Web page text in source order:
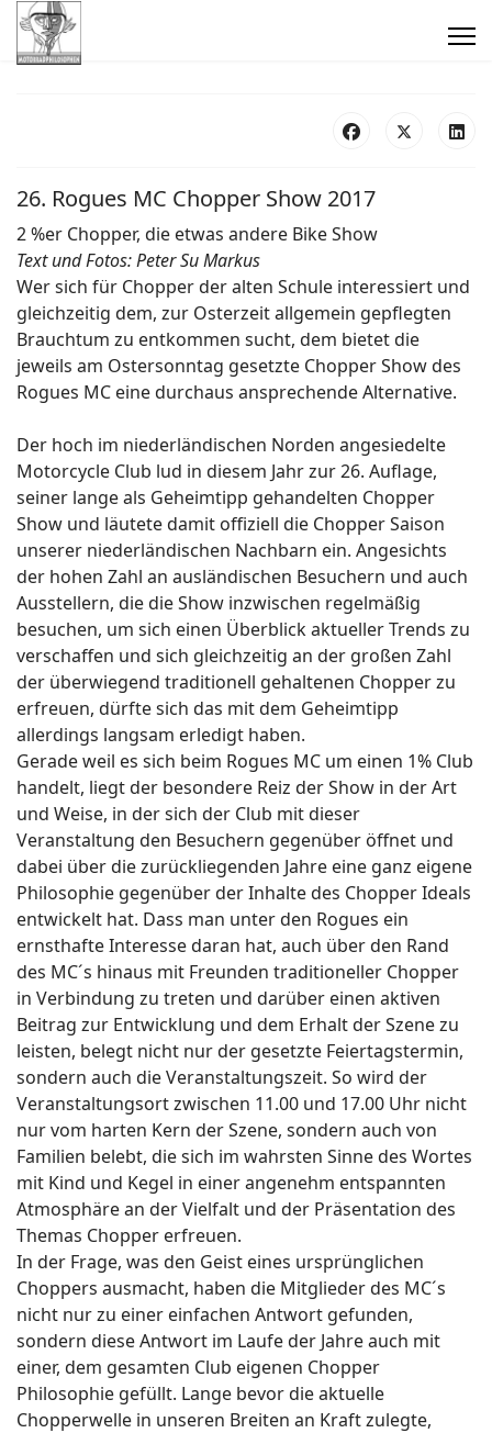
26. Rogues MC Chopper Show 2017
2 %er Chopper, die etwas andere Bike Show
Text und Fotos: Peter Su Markus
Wer sich für Chopper der alten Schule interessiert und
gleichzeitig dem, zur Osterzeit allgemein gepflegten
Brauchtum zu entkommen sucht, dem bietet die
jeweils am Ostersonntag gesetzte Chopper Show des
Rogues MC eine durchaus ansprechende Alternative.
Der hoch im niederländischen Norden angesiedelte
Motorcycle Club lud in diesem Jahr zur 26. Auflage,
seiner lange als Geheimtipp gehandelten Chopper
Show und läutete damit offiziell die Chopper Saison
unserer niederländischen Nachbarn ein. Angesichts
der hohen Zahl an ausländischen Besuchern und auch
Ausstellern, die die Show inzwischen regelmäßig
besuchen, um sich einen Überblick aktueller Trends zu
verschaffen und sich gleichzeitig an der großen Zahl
der überwiegend traditionell gehaltenen Chopper zu
erfreuen, dürfte sich das mit dem Geheimtipp
allerdings langsam erledigt haben.
Gerade weil es sich beim Rogues MC um einen 1% Club
handelt, liegt der besondere Reiz der Show in der Art
und Weise, in der sich der Club mit dieser
Veranstaltung den Besuchern gegenüber öffnet und
dabei über die zurückliegenden Jahre eine ganz eigene
Philosophie gegenüber der Inhalte des Chopper Ideals
entwickelt hat. Dass man unter den Rogues ein
ernsthafte Interesse daran hat, auch über den Rand
des MC´s hinaus mit Freunden traditioneller Chopper
in Verbindung zu treten und darüber einen aktiven
Beitrag zur Entwicklung und dem Erhalt der Szene zu
leisten, belegt nicht nur der gesetzte Feiertagstermin,
sondern auch die Veranstaltungszeit. So wird der
Veranstaltungsort zwischen 11.00 und 17.00 Uhr nicht
nur vom harten Kern der Szene, sondern auch von
Familien belebt, die sich im wahrsten Sinne des Wortes
mit Kind und Kegel in einer angenehm entspannten
Atmosphäre an der Vielfalt und der Präsentation des
Themas Chopper erfreuen.
In der Frage, was den Geist eines ursprünglichen
Choppers ausmacht, haben die Mitglieder des MC´s
nicht nur zu einer einfachen Antwort gefunden,
sondern diese Antwort im Laufe der Jahre auch mit
einer, dem gesamten Club eigenen Chopper
Philosophie gefüllt. Lange bevor die aktuelle
Chopperwelle in unseren Breiten an Kraft zulegte,